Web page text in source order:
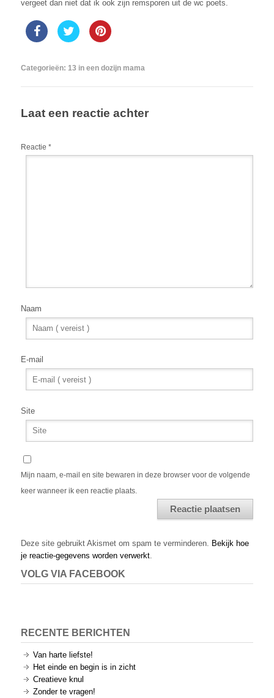
vergeet dan niet dat ik ook zijn remsporen uit de wc poets.
Categorieën: 13 in een dozijn mama
Laat een reactie achter
Reactie *
Naam
E-mail
Site
Mijn naam, e-mail en site bewaren in deze browser voor de volgende
keer wanneer ik een reactie plaats.
Deze site gebruikt Akismet om spam te verminderen. Bekijk hoe
je reactie-gegevens worden verwerkt.
VOLG VIA FACEBOOK
RECENTE BERICHTEN
Van harte liefste!
Het einde en begin is in zicht
Creatieve knul
Zonder te vragen!